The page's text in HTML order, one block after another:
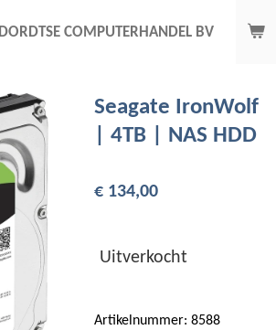
DORDTSE COMPUTERHANDEL BV
Seagate IronWolf
| 4TB | NAS HDD
€ 134,00
Uitverkocht
Artikelnummer: 8588